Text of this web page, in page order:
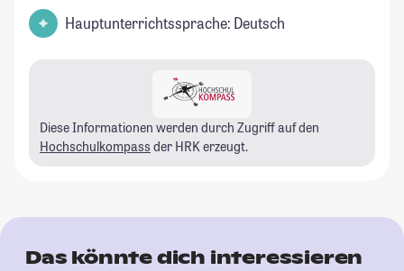
Hauptunterrichtssprache: Deutsch
Diese Informationen werden durch Zugriff auf den
Hochschulkompass der HRK erzeugt.
Das könnte dich interessieren